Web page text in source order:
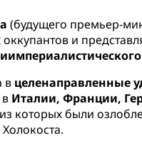
(будущего премьер-
и
в целенаправленные
Италии, Франции,
которых были